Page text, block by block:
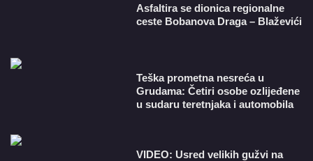
Asfaltira se dionica regionalne
ceste Bobanova Draga – Blaževići
Teška prometna nesreća u
Grudama: Četiri osobe ozlijeđene
u sudaru teretnjaka i automobila
VIDEO: Usred velikih gužvi na